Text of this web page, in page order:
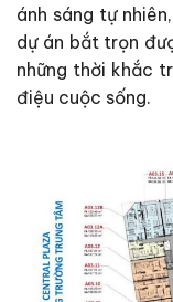
ánh sáng tự
dự án bắt trọn
những thời khắc
điệu cuộc sống.